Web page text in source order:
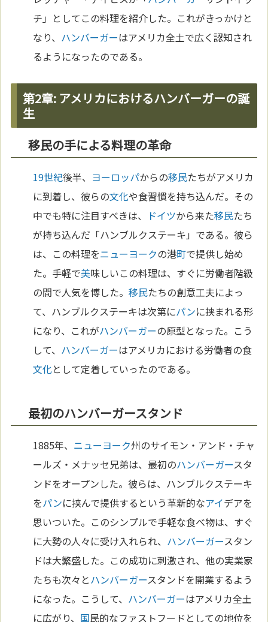
チ」としてこの料理を紹介した。これがきっかけと
なり、 ハンバーガーはアメリカ全土で広く認知され
るようになったのである。
第2章: アメリカにおけるハンバーガーの誕
生
移民の手による料理の革命
19世紀後半、 ヨーロッパからの移民たちがアメリカ
に到着し、彼らの文化や食習慣を持ち込んだ。その
中でも特に注目すべきは、 ドイツから来た移民たち
が持ち込んだ「ハンブルクステーキ」である。彼ら
は、この料理をニューヨークの港町で提供し始め
た。手軽で美味しいこの料理は、すぐに労働者階級
の間で人気を博した。移民たちの創意工夫によっ
て、ハンブルクステーキは次第にパンに挟まれる形
になり、これがハンバーガーの原型となった。こう
して、 ハンバーガーはアメリカにおける労働者の食
文化として定着していったのである。
最初のハンバーガースタンド
1885年、 ニューヨーク州のサイモン・アンド・チャ
ールズ・メナッセ兄弟は、最初のハンバーガースタ
ンドをオープンした。彼らは、ハンブルクステーキ
をパンに挟んで提供するという革新的なアイデアを
思いついた。このシンプルで手軽な食べ物は、すぐ
に大勢の人々に受け入れられ、 ハンバーガースタン
ドは大繁盛した。この成功に刺激され、他の実業家
たちも次々とハンバーガースタンドを開業するよう
になった。こうして、 ハンバーガーはアメリカ全土
に広がり、 国民的なファストフードとしての地位を